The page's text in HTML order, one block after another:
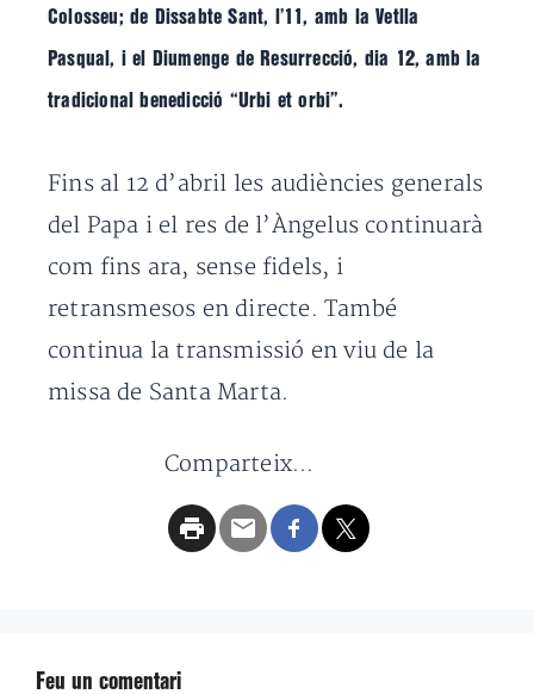
Colosseu; de Dissabte Sant, l’11, amb la Vetlla
Pasqual, i el Diumenge de Resurrecció, dia 12, amb la
tradicional benedicció “Urbi et orbi”.
Fins al 12 d’abril les audiències generals
del Papa i el res de l’Àngelus continuarà
com fins ara, sense fidels, i
retransmesos en directe. També
continua la transmissió en viu de la
missa de Santa Marta.
Comparteix...
Feu un comentari